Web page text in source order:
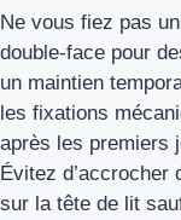
Ne vous fiez pas
double‑face pour
un maintien
les fixations
après les premiers
Évitez d’accrocher
sur la tête de lit